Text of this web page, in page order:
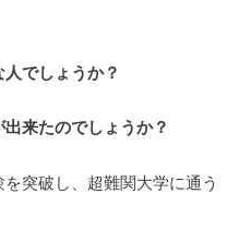
でしょうか？
来たのでしょうか？
突破し、超難関大学に通う